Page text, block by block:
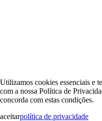
Utilizamos cookies essenciais e
com a nossa Política de
concorda com estas condições.
aceitarpolítica de privacidade